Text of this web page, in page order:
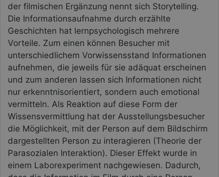
der filmischen Ergänzung nennt sich Storytelling.
Die Informationsaufnahme durch erzählte
Geschichten hat lernpsychologisch mehrere
Vorteile. Zum einen können Besucher mit
unterschiedlichem Vorwissensstand Informationen
aufnehmen, die jeweils für sie adäquat erscheinen
und zum anderen lassen sich Informationen nicht
nur erkenntnisorientiert, sondern auch emotional
vermitteln. Als Reaktion auf diese Form der
Wissensvermittlung hat der Ausstellungsbesucher
die Möglichkeit, mit der Person auf dem Bildschirm
dargestellten Person zu interagieren (Theorie der
Parasozialen Interaktion). Dieser Effekt wurde in
einem Laborexperiment nachgewiesen. Dadurch,